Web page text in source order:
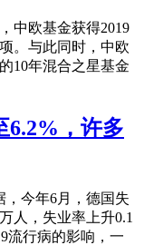
中欧基金获得2019
。与此同时，中欧
10年混合之星基金
6.2%，许多
，今年6月，德国失
人，失业率上升0.1
流行病的影响，一